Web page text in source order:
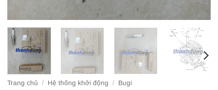
Trang chủ / Hệ thống khởi động / Bugi